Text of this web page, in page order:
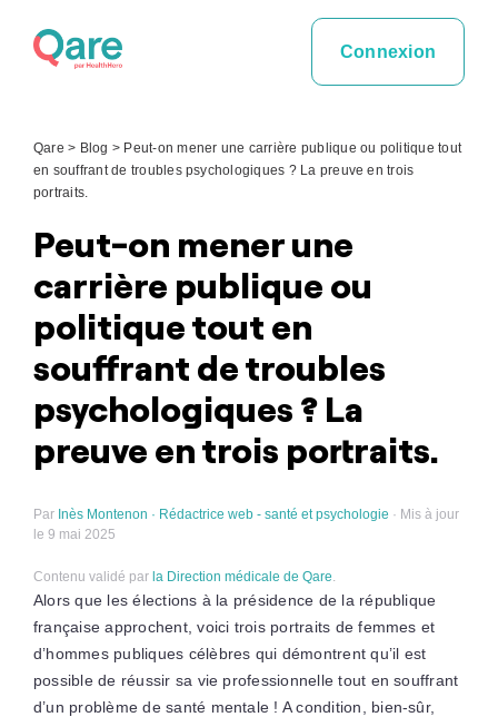
Connexion
Qare > Blog > Peut-on mener une carrière publique ou politique tout
en souffrant de troubles psychologiques ? La preuve en trois
portraits.
Peut-on mener une
carrière publique ou
politique tout en
souffrant de troubles
psychologiques ? La
preuve en trois portraits.
Par Inès Montenon · Rédactrice web - santé et psychologie · Mis à jour
le 9 mai 2025
Contenu validé par la Direction médicale de Qare.
Alors que les élections à la présidence de la république
française approchent, voici trois portraits de femmes et
d’hommes publiques célèbres qui démontrent qu’il est
possible de réussir sa vie professionnelle tout en souffrant
d’un problème de santé mentale ! A condition, bien-sûr,